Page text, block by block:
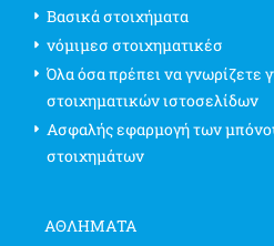
Βασικά στοιχήματα
νόμιμεσ στοιχηματικέσ
Όλα όσα πρέπει να γνωρίζετε
στοιχηματικών ιστοσελίδων
Ασφαλής εφαρμογή των
στοιχημάτων
ΑΘΛΗΜΑΤΑ